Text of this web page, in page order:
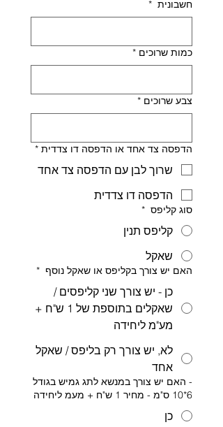
חשבונית *
כמות שרוכים *
צבע שרוכים *
הדפסה צד אחד או הדפסה דו צדדית *
שרוך לבן עם הדפסה צד אחד
הדפסה דו צדדית
סוג קליפס *
קליפס תנין
שאקל
האם יש צורך בקליפס או שאקל נוסף *
כן - יש צורך שני קליפסים /
שאקלים בתוספת של 1 ש"ח +
מע"מ ליחידה
לא, יש צורך רק בליפס / שאקל
אחד
- האם יש צורך במנשא לתג גמיש בגודל
6*10 ס"מ - מחיר 1 ש"ח + מעמ ליחידה
כן